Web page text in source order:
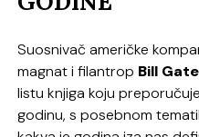
Suosnivač američke
magnat i filantrop Bill
listu knjiga koju
godinu, s posebnom